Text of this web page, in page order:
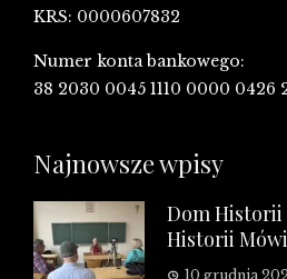
KRS: 0000607832
Numer konta bankowego:
38 2030 0045 1110 0000 0426
Najnowsze wpisy
Dom
Historii
10 grudnia